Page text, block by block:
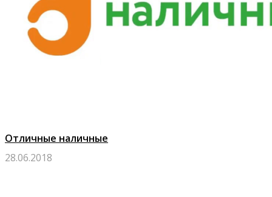
Отличные наличные
28.06.2018